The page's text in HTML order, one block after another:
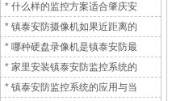
* 什么样的监控方案适合肇庆安
* 镇泰安防摄像机如果近距离的
* 哪种硬盘录像机是镇泰安防最
* 家里安装镇泰安防监控系统的
* 镇泰安防监控系统的应用与当